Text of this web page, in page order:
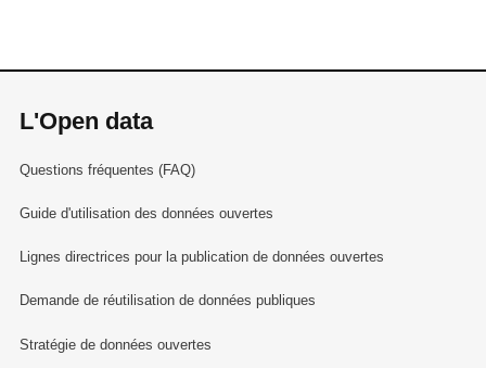
L'Open data
Questions fréquentes (FAQ)
Guide d'utilisation des données ouvertes
Lignes directrices pour la publication de données ouvertes
Demande de réutilisation de données publiques
Stratégie de données ouvertes